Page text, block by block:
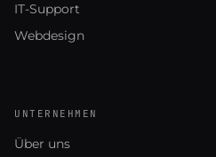
IT-Support
Webdesign
UNTERNEHMEN
Über uns